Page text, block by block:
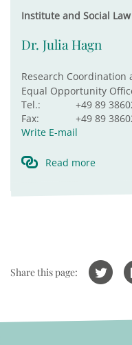
Institute and Social Law
Dr. Julia Hagn
Research Coordination
Equal Opportunity
Tel.:
+49 89
Fax:
+49 89
Write E-mail
Read more
Share this page: